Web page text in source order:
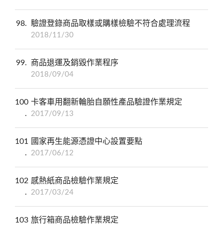
98 驗證登錄商品取樣或購樣檢驗不符合處理流程
2018/11/30
99 商品退運及銷毀作業程序
2018/09/04
100 卡客車用翻新輪胎自願性產品驗證作業規定
2017/09/13
101 國家再生能源憑證中心設置要點
2017/06/12
102 感熱紙商品檢驗作業規定
2017/03/24
103 旅行箱商品檢驗作業規定